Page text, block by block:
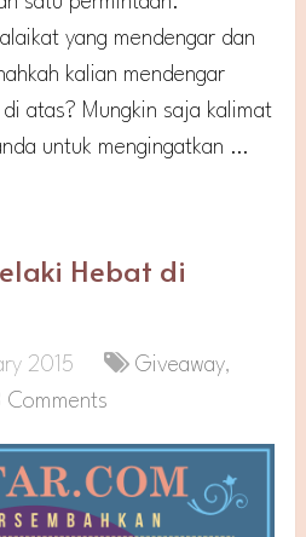
yang mendengar dan
kalian mendengar
atas? Mungkin saja kalimat
untuk mengingatkan …
Hebat di
2015 Giveaway,
Comments